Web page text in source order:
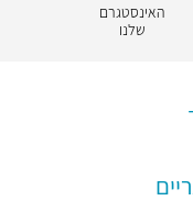
האינסטגרם
שלנו